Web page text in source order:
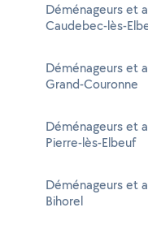
Déménageurs et
Caudebec-lès-
Déménageurs et
Grand-Couronne
Déménageurs et
Pierre-lès-Elbeuf
Déménageurs et
Bihorel